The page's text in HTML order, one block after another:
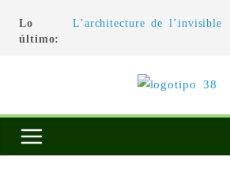
Lo
último:
L’architecture de l’invisible
Utopías de un viajero
conciencia